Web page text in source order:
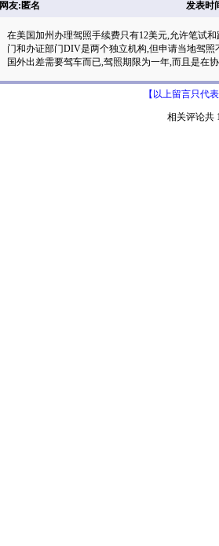
网友:匿名 发表时
在美国加州办理驾照手续费只有12美元,允许笔试
门和办证部门DIV是两个独立机构,但申请当地驾
国外出差需要驾车而已,驾照期限为一年,而且是在
【以上留言只代
相关评论共